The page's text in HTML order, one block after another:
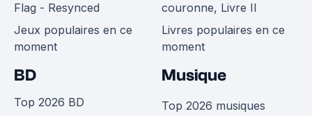
Flag - Resynced
Jeux populaires en ce
moment
couronne, Livre II
Livres populaires en ce
moment
BD
Top 2026 BD
Musique
Top 2026 musiques